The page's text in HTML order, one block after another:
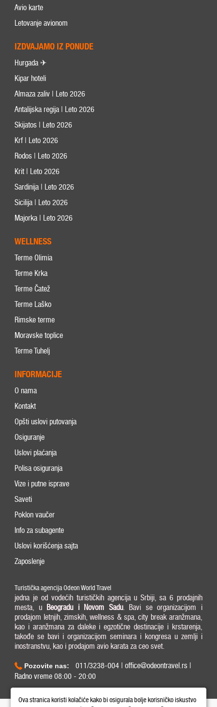
Avio karte
Letovanje avionom
IZDVAJAMO IZ PONUDE
Hurgada ✈
Kipar hoteli
Almaza zaliv | Leto 2026
Antalijska regija | Leto 2026
Skijatos | Leto 2026
Krf | Leto 2026
Rodos | Leto 2026
Krit | Leto 2026
Sardinija | Leto 2026
Sicilija | Leto 2026
Majorka | Leto 2026
WELLNESS
Terme Olimia
Terme Krka
Terme Čatež
Terme Laško
Rimske terme
Moravske toplice
Terme Tuhelj
INFORMACIJE
O nama
Kontakt
Opšti uslovi putovanja
Osiguranje
Uslovi plaćanja
Polisa osiguranja
Vize i putne isprave
Saveti
Poklon vaučer
Info za subagente
Uslovi korišćenja sajta
Zaposlenje
Turistička agencija Odeon World Travel
jedna je od vodećih turističkih agencija u Srbiji, sa 6 prodajnih
mesta, u Beogradu i Novom Sadu. Bavi se organizacijom i
prodajom letnjih, zimskih, wellness & spa, city break aranžmana,
kao i aranžmana za daleke i egzotične destinacije i krstarenja,
takođe se bavi i organizacijom seminara i kongresa u zemlji i
inostranstvu, kao i prodajom avio karata za ceo svet.
Pozovite nas:
011/3238-004 | office@odeontravel.rs |
Radno vreme 08:00 - 20:00
Ova stranica koristi kolačiće kako bi osigurala bolje korisničko iskustvo